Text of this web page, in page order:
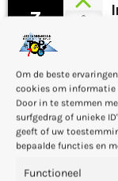
Om de beste
cookies om informatie
Door in te stemmen
surfgedrag of unieke
geeft of uw
bepaalde functies en
Functioneel
3 0
4 0
5 1